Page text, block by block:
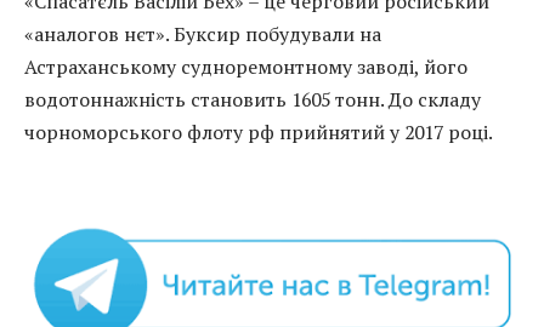
«аналогов нєт». Буксир побудували на
Астраханському судноремонтному заводі, його
водотоннажність становить 1605 тонн. До складу
чорноморського флоту рф прийнятий у 2017 році.